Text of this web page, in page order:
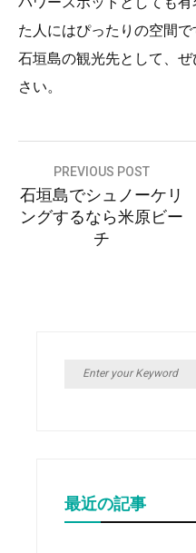
た人にはぴったりの空間で
石垣島の観光先として、
さい。
稿
ナ
PREVIOUS POST
石垣島でシュノーケリ
ングするなら米原ビー
チ
Search
最近の記事